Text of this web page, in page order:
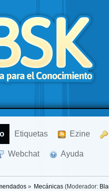
Etiquetas Ezine
Webchat Ayuda
» Mecánicas (Moderador: